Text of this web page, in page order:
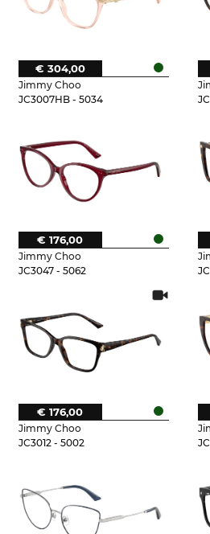
Jimmy Choo
JC3007HB - 5034
€ 304,00
Jimmy Choo
JC3047 - 5062
€ 176,00
Jimmy Choo
JC3012 - 5002
€ 176,00